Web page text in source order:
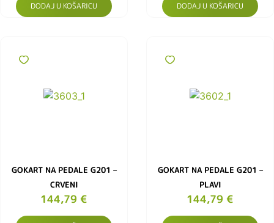
DODAJ U KOŠARICU DODAJ U KOŠARICU
GOKART NA PEDALE G201 –
CRVENI
144,79 €
GOKART NA PEDALE G201 –
PLAVI
144,79 €